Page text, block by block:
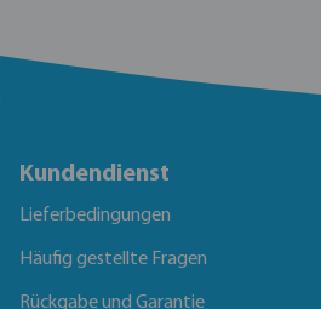
Kundendienst
Lieferbedingungen
Häufig gestellte Fragen
Rückgabe und Garantie